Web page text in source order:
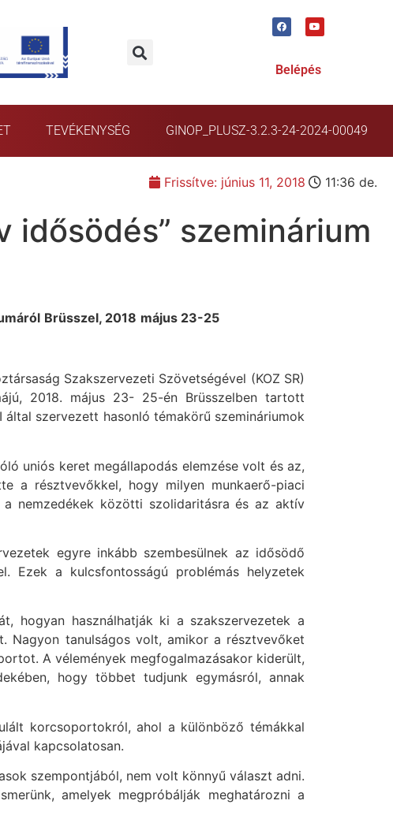
Belépés
TEVÉKENYSÉG GINOP_PLUSZ-3.2.3-24-2024-00049
Frissítve: június 11, 2018 11:36 de.
idősödés” szeminárium
Brüsszel, 2018 május 23-25
Szakszervezeti Szövetségével (KOZ SR)
2018. május 23- 25-én Brüsszelben tartott
szervezett hasonló témakörű szemináriumok
uniós keret megállapodás elemzése volt és az,
a résztvevőkkel, hogy milyen munkaerő-piaci
nemzedékek közötti szolidaritásra és az aktív
egyre inkább szembesülnek az idősödő
Ezek a kulcsfontosságú problémás helyzetek
hogyan használhatják ki a szakszervezetek a
Nagyon tanulságos volt, amikor a résztvevőket
A vélemények megfogalmazásakor kiderült,
hogy többet tudjunk egymásról, annak
korcsoportokról, ahol a különböző témákkal
kapcsolatosan.
szempontjából, nem volt könnyű választ adni.
amelyek megpróbálják meghatározni a